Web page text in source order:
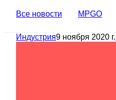
Все новости MPGO
Индустрия9 ноября 2020 г.